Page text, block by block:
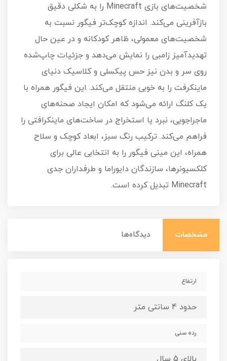
شخصیت‌های بازی Minecraft را به شکلی دقیق
بازآفرینی می‌کند. اندازه کوچک‌تر فیگور نسبت به
شخصیت‌های معمولی، ظاهر کودکانه و در عین حال
تهدیدآمیز زامبی را نمایش می‌دهد و جزئیات چاپ‌شده
روی سر و بدن نیز حس پیکسلی و کلاسیک دنیای
ماینکرفت را به خوبی منتقل می‌کند. این فیگور همراه با
یک کلنگ ارائه می‌شود که امکان ایجاد صحنه‌های
ماجراجویی، نبرد یا استخراج در ساخت‌های ماینکرافتی را
فراهم می‌کند. ترکیب رنگ سبز، ابعاد کوچک و سلاح
همراه، این مینی فیگور را به انتخابی عالی برای
کلکسیونرها، سازندگان دایوراما و طرفداران جدی
Minecraft تبدیل کرده است.
مشخصات دیدگاه‌ها
ارتفاع
حدود 4 سانتی متر
رده سنی